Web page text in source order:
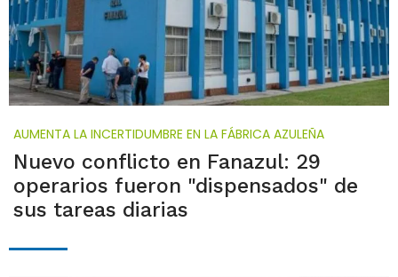
AUMENTA LA INCERTIDUMBRE EN LA FÁBRICA AZULEÑA
Nuevo conflicto en Fanazul: 29
operarios fueron "dispensados" de
sus tareas diarias